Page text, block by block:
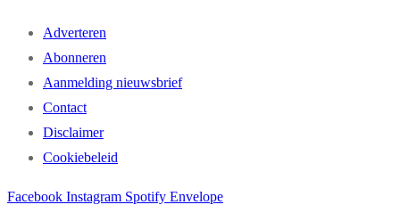
Adverteren
Abonneren
Aanmelding nieuwsbrief
Contact
Disclaimer
Cookiebeleid
Facebook Instagram Spotify Envelope